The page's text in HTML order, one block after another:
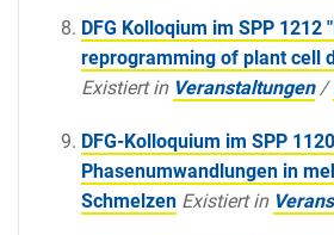
DFG Kolloqium im SPP 1212
reprogramming of plant cell
Existiert in Veranstaltungen /
DFG-Kolloquium im SPP
Phasenumwandlungen in
Schmelzen Existiert in